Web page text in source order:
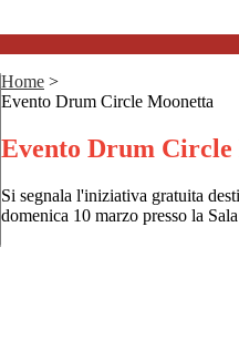
Home >
Evento Drum Circle Moonetta
Evento Drum Circle
Si segnala l'iniziativa gratuita
domenica 10 marzo presso la